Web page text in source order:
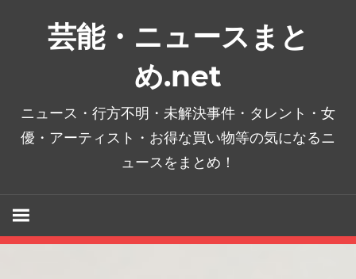
芸能・ニュースまと
め.net
ニュース・行方不明・未解決事件・タレント・女
優・アーティスト・お得な買い物等の気になるニ
ュースをまとめ！